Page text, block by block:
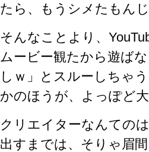
たら、もうシメたもん
そんなことより、
ムービー観たから遊ば
しｗ」とスルーしちゃ
かのほうが、よっぽど
クリエイターなんての
出すまでは、そりゃ眉